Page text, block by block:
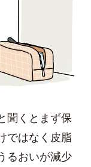
聞くとまず保
ではなく皮脂
るおいが減少